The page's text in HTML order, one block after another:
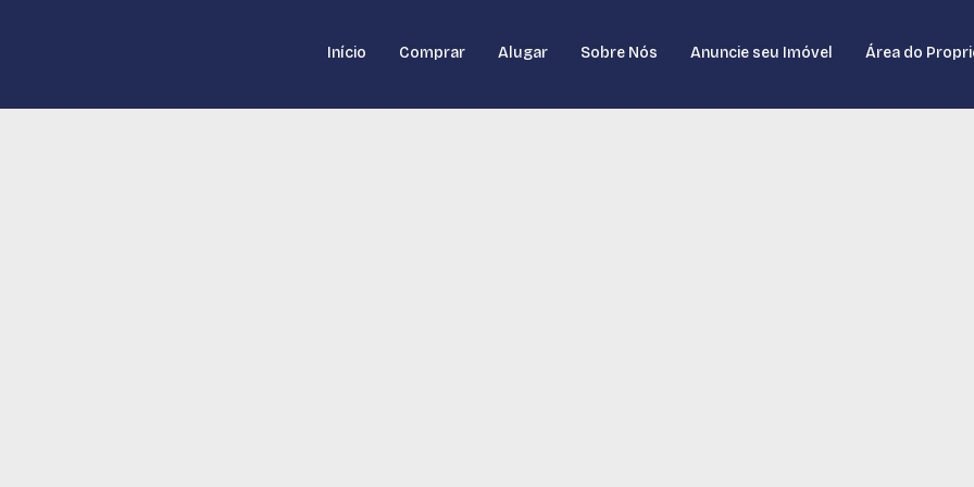
Área do
Anuncie seu Imóvel
Sobre Nós
Alugar
Comprar
Início